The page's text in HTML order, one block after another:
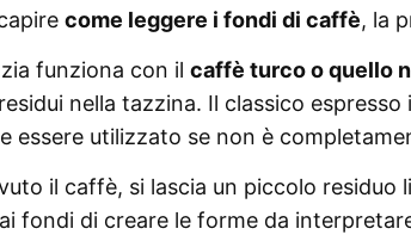
come leggere i fondi di caffè, la
funziona con il caffè turco o quello
nella tazzina. Il classico
essere utilizzato se non è
il caffè, si lascia un piccolo residuo
fondi di creare le forme da